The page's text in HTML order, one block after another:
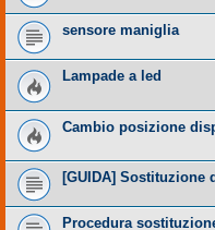
sensore maniglia
Lampade a led
Cambio posizione
[GUIDA] Sostituzione
Procedura